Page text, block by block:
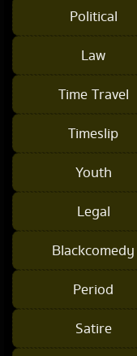
Political
Law
Time Travel
Timeslip
Youth
Legal
Blackcomedy
Period
Satire